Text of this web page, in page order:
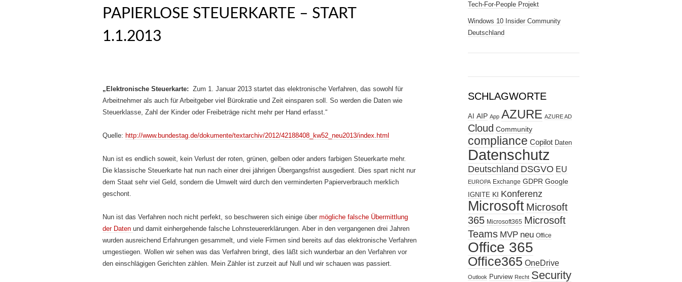
PAPIERLOSE STEUERKARTE – START
1.1.2013
„Elektronische Steuerkarte: Zum 1. Januar 2013 startet das elektronische Verfahren, das sowohl für
Arbeitnehmer als auch für Arbeitgeber viel Bürokratie und Zeit einsparen soll. So werden die Daten wie
Steuerklasse, Zahl der Kinder oder Freibeträge nicht mehr per Hand erfasst.“
Quelle: http://www.bundestag.de/dokumente/textarchiv/2012/42188408_kw52_neu2013/index.html
Nun ist es endlich soweit, kein Verlust der roten, grünen, gelben oder anders farbigen Steuerkarte mehr.
Die klassische Steuerkarte hat nun nach einer drei jährigen Übergangsfrist ausgedient. Dies spart nicht nur
dem Staat sehr viel Geld, sondern die Umwelt wird durch den verminderten Papierverbrauch merklich
geschont.
Nun ist das Verfahren noch nicht perfekt, so beschweren sich einige über mögliche falsche Übermittlung
der Daten und damit einhergehende falsche Lohnsteuererklärungen. Aber in den vergangenen drei Jahren
wurden ausreichend Erfahrungen gesammelt, und viele Firmen sind bereits auf das elektronische Verfahren
umgestiegen. Wollen wir sehen was das Verfahren bringt, dies läßt sich wunderbar an den Verfahren vor
den einschlägigen Gerichten zählen. Mein Zähler ist zurzeit auf Null und wir schauen was passiert.
Tech-For-People Projekt
Windows 10 Insider Community
Deutschland
SCHLAGWORTE
AI AIP App AZURE AZURE AD
Cloud Community
compliance Copilot Daten
Datenschutz
Deutschland DSGVO EU
EUROPA Exchange GDPR Google
IGNITE KI Konferenz
Microsoft Microsoft
365 Microsoft365 Microsoft
Teams MVP neu Office
Office 365
Office365 OneDrive
Outlook Purview Recht Security